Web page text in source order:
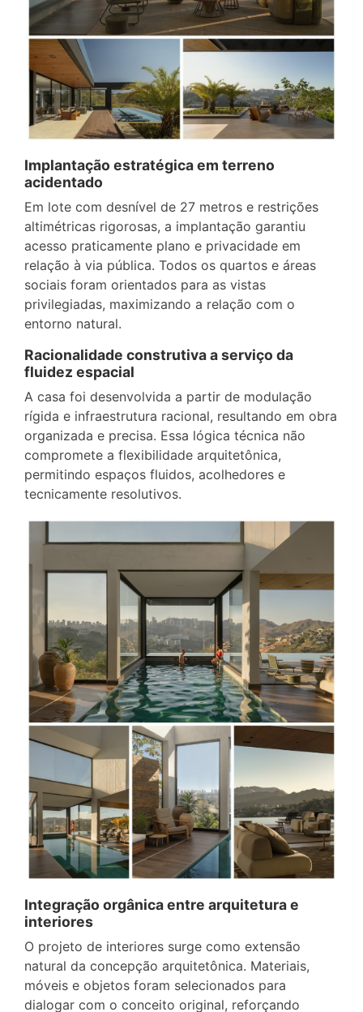
Implantação estratégica em terreno
acidentado
Em lote com desnível de 27 metros e restrições
altimétricas rigorosas, a implantação garantiu
acesso praticamente plano e privacidade em
relação à via pública. Todos os quartos e áreas
sociais foram orientados para as vistas
privilegiadas, maximizando a relação com o
entorno natural.
Racionalidade construtiva a serviço da
fluidez espacial
A casa foi desenvolvida a partir de modulação
rígida e infraestrutura racional, resultando em obra
organizada e precisa. Essa lógica técnica não
compromete a flexibilidade arquitetônica,
permitindo espaços fluidos, acolhedores e
tecnicamente resolutivos.
Integração orgânica entre arquitetura e
interiores
O projeto de interiores surge como extensão
natural da concepção arquitetônica. Materiais,
móveis e objetos foram selecionados para
dialogar com o conceito original, reforçando